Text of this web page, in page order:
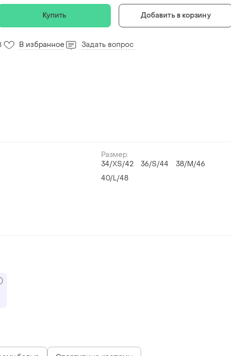
Купить Добавить в корзину
В избранное Задать вопрос
Размер:
34/XS/42
36/S/44
38/M/46
40/L/48